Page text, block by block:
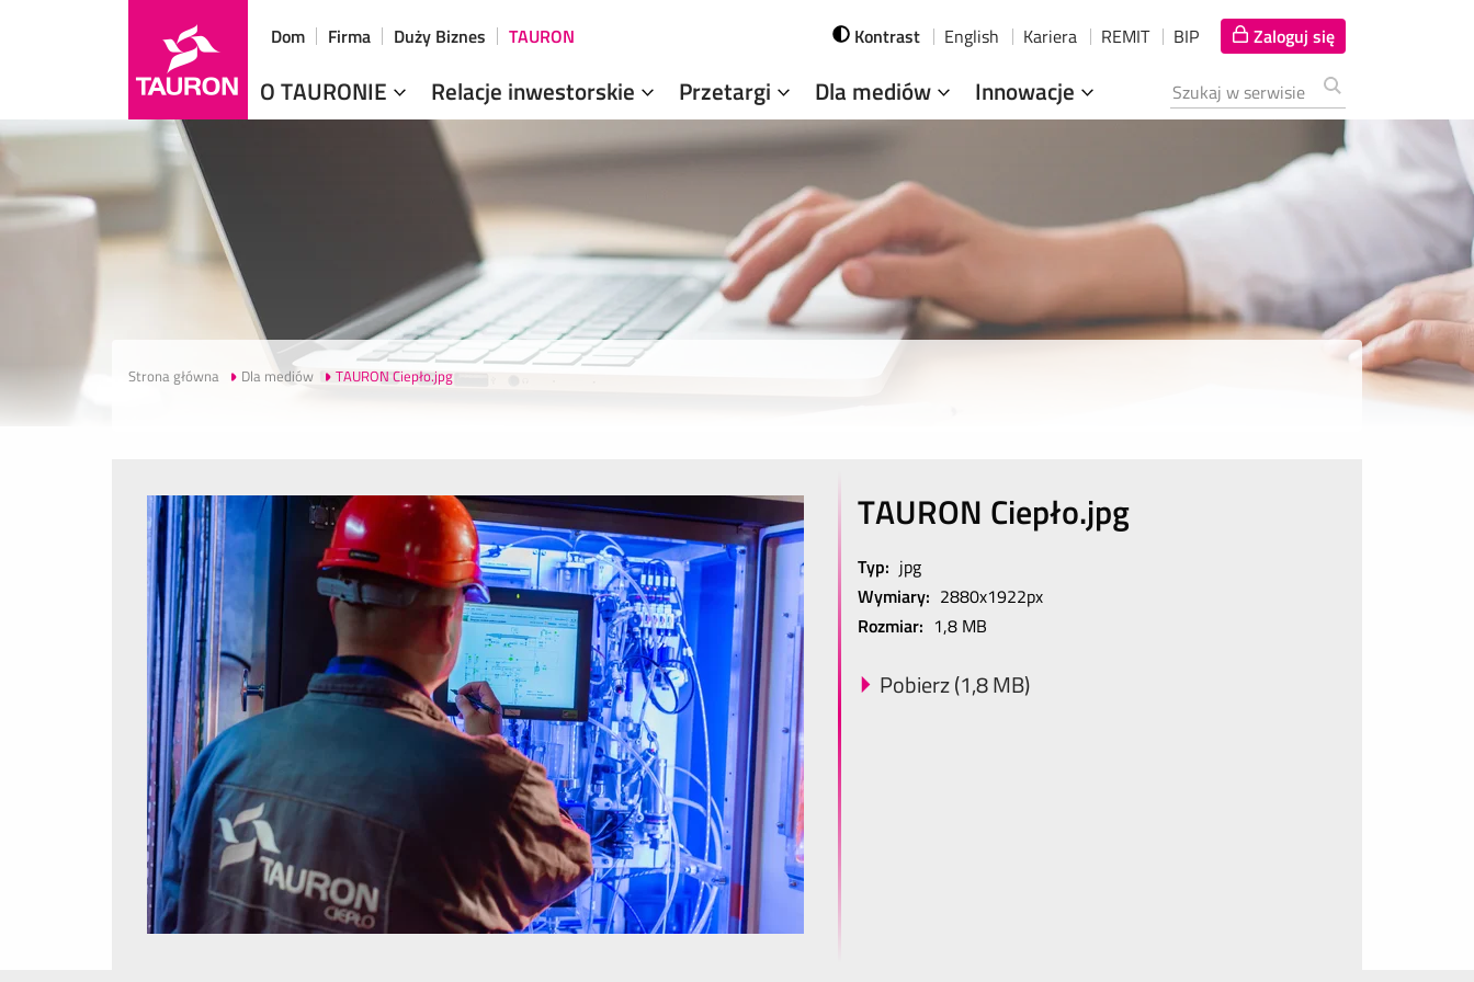
Dom Firma Duży Biznes
TAURON
Szukana fraza
Zaloguj się
O TAURONIE Relacje inwestorskie Przetargi Dla mediów Innowacje
Kontrast English Kariera REMIT BIP
Strona główna Dla mediów TAURON Ciepło.jpg
TAURON Ciepło.jpg
Typ: jpg
Wymiary: 2880x1922px
Rozmiar: 1,8 MB
Pobierz (1,8 MB)